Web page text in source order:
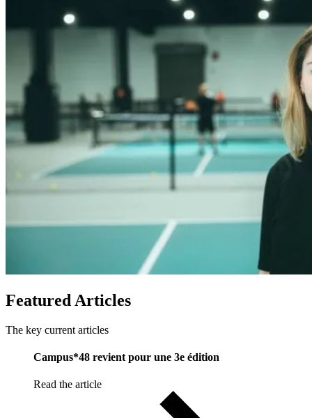
Featured Articles
The key current articles
Campus*48 revient pour une 3e édition
Read the article